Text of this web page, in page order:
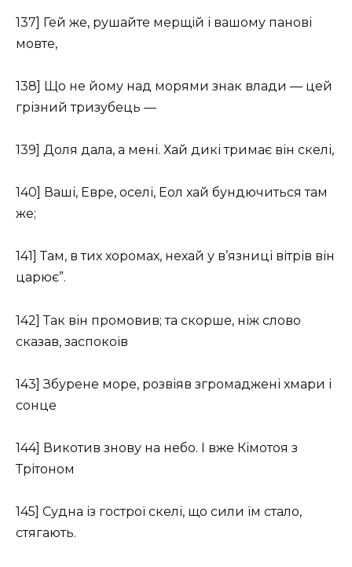
137] Гей же, рушайте мерщій і вашому панові
мовте,
138] Що не йому над морями знак влади — цей
грізний тризубець —
139] Доля дала, а мені. Хай дикі тримає він скелі,
140] Ваші, Евре, оселі, Еол хай бундючиться там
же;
141] Там, в тих хоромах, нехай у в’язниці вітрів він
царює”.
142] Так він промовив; та скорше, ніж слово
сказав, заспокоїв
143] Збурене море, розвіяв згромаджені хмари і
сонце
144] Викотив знову на небо. І вже Кімотоя з
Трітоном
145] Судна із гострої скелі, що сили їм стало,
стягають.